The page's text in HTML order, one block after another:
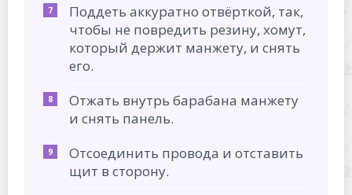
Поддеть аккуратно отвёрткой, так,
чтобы не повредить резину, хомут,
который держит манжету, и снять
его.
Отжать внутрь барабана манжету
и снять панель.
Отсоединить провода и отставить
щит в сторону.